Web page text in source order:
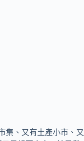
集、又有土產小市、又